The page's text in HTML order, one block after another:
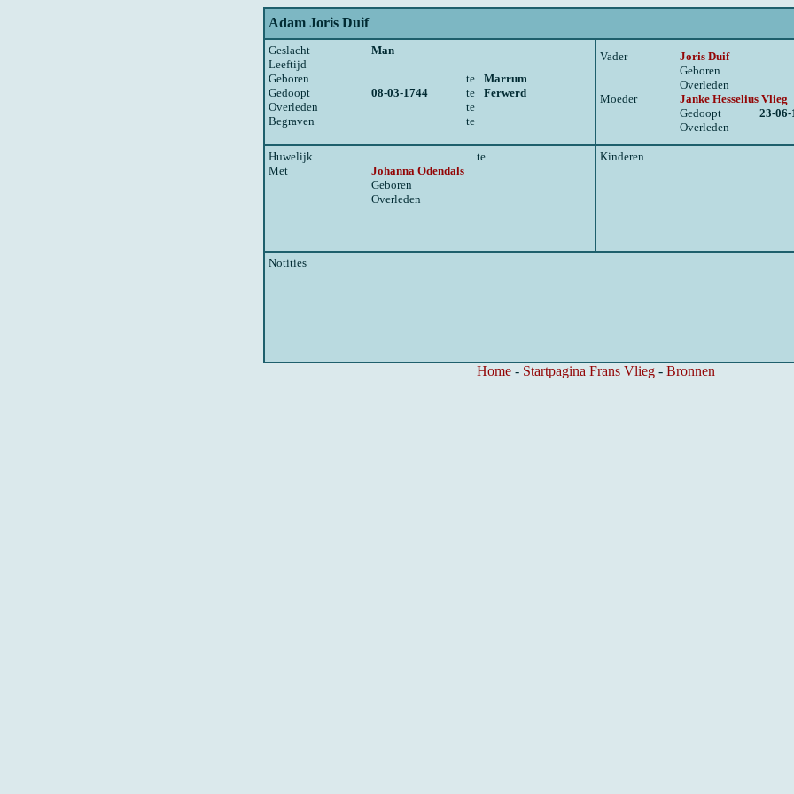
Adam Joris Duif
Geslacht
Man
Leeftijd
Geboren
te
Marrum
Gedoopt
08-03-1744 te
Ferwerd
Overleden
te
Begraven
te
Vader
Joris Duif
Geboren
Overleden
Moeder
Janke Hesselius Vlieg
Gedoopt
23-06-
Overleden
Huwelijk
te
Met
Johanna Odendals
Geboren
Overleden
Kinderen
Notities
Home- Startpagina Frans Vlieg- Bronnen